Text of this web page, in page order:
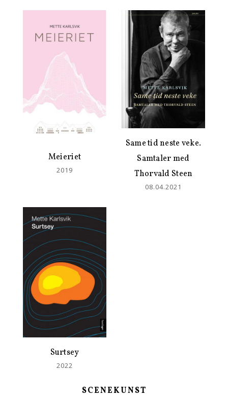
Meieriet
2019
Same tid neste veke.
Samtaler med
Thorvald Steen
08.04.2021
Surtsey
2022
SCENEKUNST